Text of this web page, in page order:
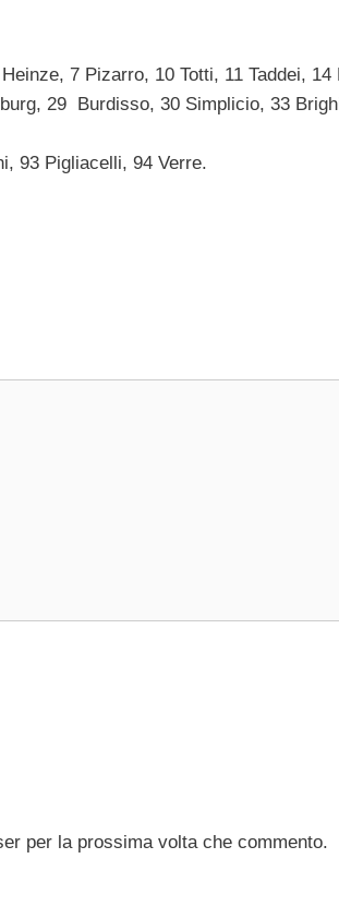
7 Pizarro, 10 Totti, 11 Taddei,
29 Burdisso, 30 Simplicio, 33
93 Pigliacelli, 94 Verre.
per la prossima volta che commento.